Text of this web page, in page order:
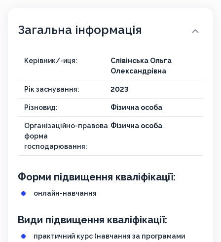
Загальна інформація
Керівник/-иця:
Слівінська Ольга
Олександрівна
Рік заснування: 2023
Різновид: Фізична особа
Організаційно-правова
форма
господарювання:
Фізична особа
Форми підвищення кваліфікації:
онлайн-навчання
Види підвищення кваліфікації:
практичний курс (навчання за програмами